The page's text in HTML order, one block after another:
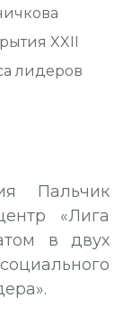
XXII
лидеров
Пальчик
«Лига
в двух